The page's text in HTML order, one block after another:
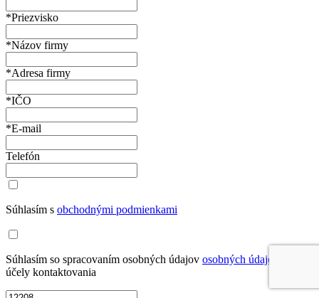
*Priezvisko
*Názov firmy
*Adresa firmy
*IČO
*E-mail
Telefón
Súhlasím s obchodnými podmienkami
Súhlasím so spracovaním osobných údajov osobných údajov
účely kontaktovania